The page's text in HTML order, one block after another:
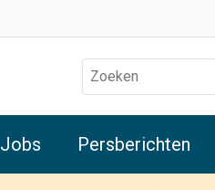
Zoeken
Jobs Persberichten